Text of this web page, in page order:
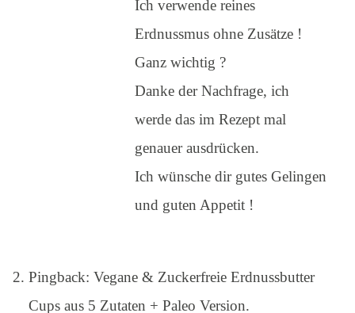
Ich verwende reines
Erdnussmus ohne Zusätze !
Ganz wichtig ?
Danke der Nachfrage, ich
werde das im Rezept mal
genauer ausdrücken.
Ich wünsche dir gutes Gelingen
und guten Appetit !
Pingback: Vegane & Zuckerfreie Erdnussbutter
Cups aus 5 Zutaten + Paleo Version.